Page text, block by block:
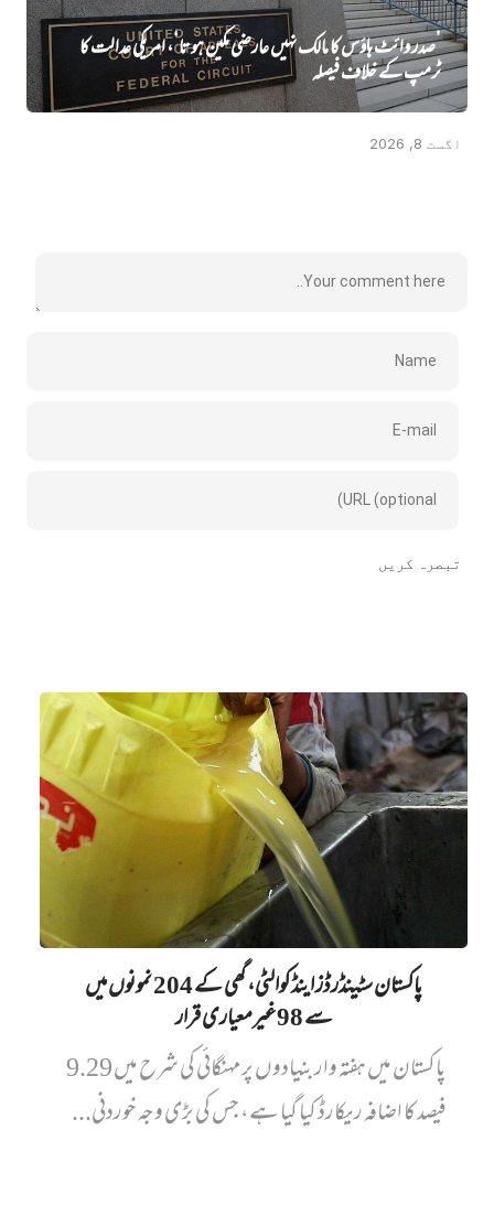
’صدر وائٹ ہاؤس کا مالک نہیں‌ عارضی مکین ہوتا‘، امریکی عدالت کا
ٹرمپ کے خلاف فیصلہ
اگست 8, 2026
پاکستان سٹینڈرڈز اینڈ کوالٹی، گھی کے 204 نمونوں میں‌
سے 98 غیرمعیاری قرار
پاکستان میں ہفتہ وار بنیادوں پر مہنگائی کی شرح میں 9.29
فیصد کا اضافہ ریکارڈ کیا گیا ہے، جس کی بڑی وجہ خوردنی...